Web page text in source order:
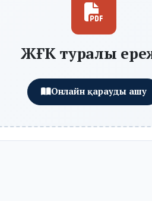
ЖҒК туралы
Онлайн қарауды ашу